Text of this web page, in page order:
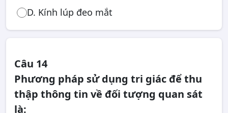
D. Kính lúp đeo mắt
Câu 14
Phương pháp sử dụng tri giác để thu
thập thông tin về đối tượng quan sát
là: